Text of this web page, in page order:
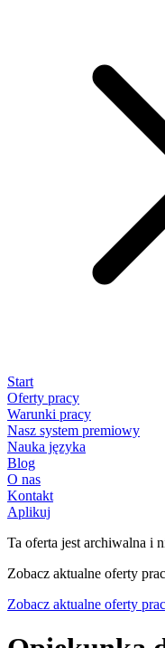
Start
Oferty pracy
Warunki pracy
Nasz system premiowy
Nauka języka
Blog
O nas
Kontakt
Aplikuj
Ta oferta jest archiwalna i
Zobacz aktualne oferty
Zobacz aktualne oferty